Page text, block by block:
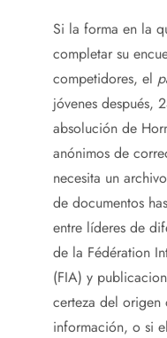
Si la forma en la
completar su
competidores, el
jóvenes después,
absolución de
anónimos de
necesita un
de documentos
entre líderes de
de la Fédération
(FIA) y
certeza del
información, o si